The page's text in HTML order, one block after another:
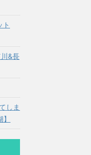
ト
&長
しま